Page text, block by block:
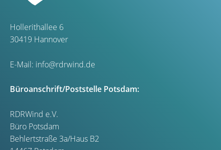
Hollerithallee 6
30419 Hannover
E-Mail: info@rdrwind.de
Büroanschrift/Poststelle Potsdam:
RDRWind e.V.
Büro Potsdam
Behlertstraße 3a/Haus B2